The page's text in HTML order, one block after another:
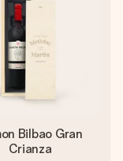
Bilbao Gran
Crianza